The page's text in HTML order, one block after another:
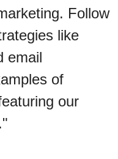
Follow
like
email
of
our